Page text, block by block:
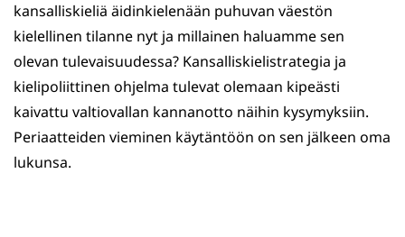
kansalliskieliä äidinkielenään puhuvan väestön
kielellinen tilanne nyt ja millainen haluamme sen
olevan tulevaisuudessa? Kansalliskielistrategia ja
kielipoliittinen ohjelma tulevat olemaan kipeästi
kaivattu valtiovallan kannanotto näihin kysymyksiin.
Periaatteiden vieminen käytäntöön on sen jälkeen oma
lukunsa.